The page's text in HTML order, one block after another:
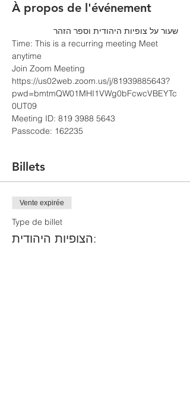
À propos de l'événement
שעור על צופיות היהודית וספר הזהר
Time: This is a recurring meeting Meet
anytime
Join Zoom Meeting
https://us02web.zoom.us/j/81939885643?
pwd=bmtmQW01MHI1VWg0bFcwcVBEYTc
0UT09
Meeting ID: 819 3988 5643
Passcode: 162235
Billets
Vente expirée
Type de billet
הצופיות היהודית: